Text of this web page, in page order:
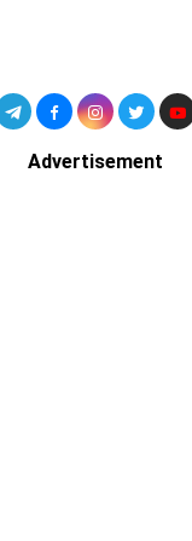
Advertisement